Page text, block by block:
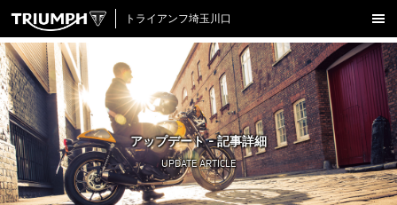
トライアンフ埼玉川口
新車在庫情報
試乗車一覧
認定中古車
アクセサリー
クロージング
アップデート - 記事詳細
UPDATE ARTICLE